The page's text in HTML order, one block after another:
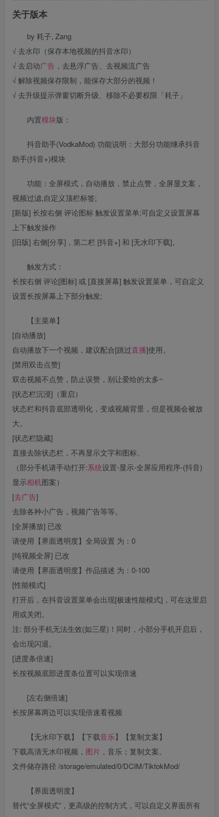
关于版本
by 耗子, Zang
√ 去水印（保存本地视频的抖音水印）
√ 去启动广告 ，去悬浮广告、去视频流广告
√ 解除视频保存限制，能保存大部分的视频！
√ 去升级提示弹窗切断升级、移除不必要权限「耗子」
内置模块版：
抖音助手(VodkaMod) 功能说明：大部分功能继承抖音
助手(抖音+)模块
功能：全屏模式，自动播放，禁止点赞，全屏显文案，
视频过滤,自定义顶栏标签;
[新版] 长按右侧 评论图标 触发设置菜单;可自定义设置屏幕
上下触发操作
[旧版] 右侧[分享]，第二栏 [抖音+] 和 [无水印下载]。
触发方式：
长按右侧 评论[图标] 或 [直接屏幕] 触发设置菜单，可自定义
设置长按屏幕上下部分触发;
【主菜单】
[自动播放]
自动播放下一个视频，建议配合[跳过直播]使用。
[禁用双击点赞]
双击视频不点赞，防止误赞，别让爱给的太多~
[状态栏沉浸]（重启）
状态栏和抖音底部透明化，变成视频背景，但是视频会被放
大。
[状态栏隐藏]
直接去除状态栏，不再显示文字和图标。
（部分手机请手动打开:系统设置-显示-全屏应用程序-(抖音)
显示相机图案）
[去广告]
去除各种小广告，视频广告等等。
[全屏播放] 已改
请使用【界面透明度】全局设置 为：0
[纯视频全屏] 已改
请使用【界面透明度】作品描述 为：0-100
[性能模式]
打开后，在抖音设置菜单会出现[极速性能模式]，可在这里启
用或关闭。
注: 部分手机无法生效(如三星)！同时，小部分手机开启后，
会出现闪退。
[进度条倍速]
长按视频底部进度条位置可以实现倍速
[左右侧倍速]
长按屏幕两边可以实现倍速看视频
【无水印下载】【下载音乐】【复制文案】
下载高清无水印视频， 图片 ，音乐；复制文案。
文件储存路径 /storage/emulated/0/DCIM/TiktokMod/
【界面透明度】
替代“全屏模式”，更高级的控制方式，可以自定义界面所有